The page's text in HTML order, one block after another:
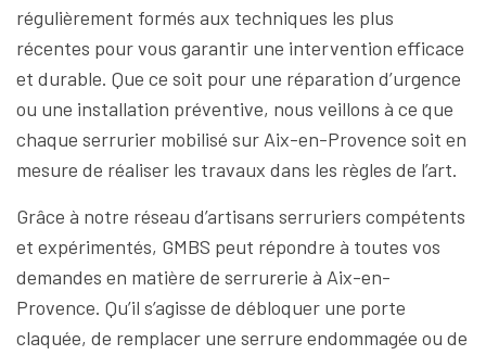
régulièrement formés aux techniques les plus
récentes pour vous garantir une intervention efficace
et durable. Que ce soit pour une réparation d’urgence
ou une installation préventive, nous veillons à ce que
chaque serrurier mobilisé sur Aix-en-Provence soit en
mesure de réaliser les travaux dans les règles de l’art.
Grâce à notre réseau d’artisans serruriers compétents
et expérimentés, GMBS peut répondre à toutes vos
demandes en matière de serrurerie à Aix-en-
Provence. Qu’il s’agisse de débloquer une porte
claquée, de remplacer une serrure endommagée ou de